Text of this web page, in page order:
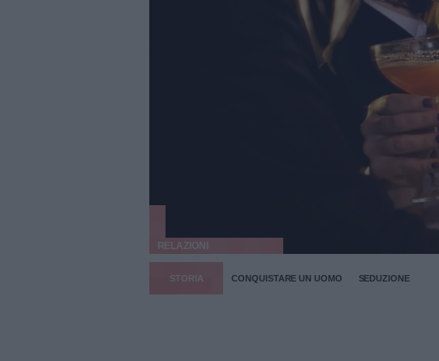
RELAZIONI
STORIA CONQUISTARE UN UOMO SEDUZIONE